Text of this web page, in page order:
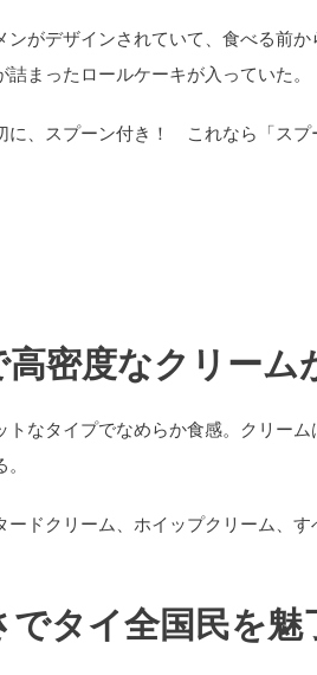
ンがデザインされていて、食べる前
まったロールケーキが入っていた。
に、スプーン付き！ これなら「スプ
高密度なクリーム
トなタイプでなめらか食感。クリー
ードクリーム、ホイップクリーム、
でタイ全国民を